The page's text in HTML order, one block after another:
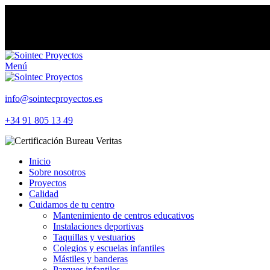
Menú
info@sointecproyectos.es
+34 91 805 13 49
Inicio
Sobre nosotros
Proyectos
Calidad
Cuidamos de tu centro
Mantenimiento de centros educativos
Instalaciones deportivas
Taquillas y vestuarios
Colegios y escuelas infantiles
Mástiles y banderas